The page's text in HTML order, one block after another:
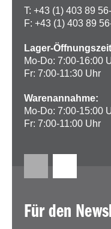
T: +43 (1) 403 89
F: +43 (1) 403 89
Lager-
Mo-Do: 7:00-16:00
Fr: 7:00-11:30 Uhr
Warenannahme:
Mo-Do: 7:00-15:00
Fr: 7:00-11:00 Uhr
Für den